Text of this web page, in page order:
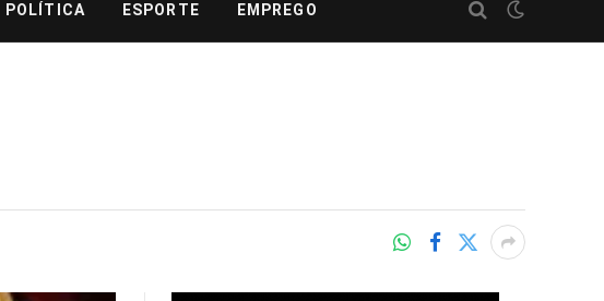
POLÍTICA ESPORTE EMPREGO